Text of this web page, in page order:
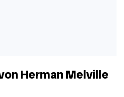
Herman Melville